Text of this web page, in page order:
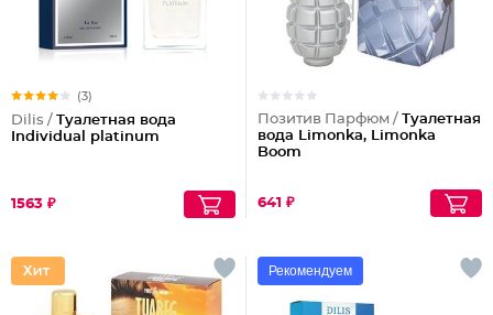
(3)
Dilis / Туалетная вода
Individual platinum
1563 ₽
Позитив Парфюм / Туалетная
вода Limonka, Limonka
Boom
641 ₽
Рекомендуем